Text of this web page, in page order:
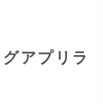
アプリラ